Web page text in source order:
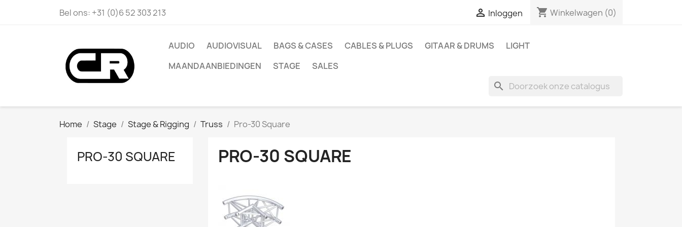
Bel ons: +31 (0)6 52 303 213  Inloggen shopping_cart Winkelwagen (0)
AUDIO AUDIOVISUAL BAGS & CASES CABLES & PLUGS GITAAR & DRUMS
LIGHT
MAANDAANBIEDINGEN
STAGE SALES
search
Home Stage Stage & Rigging Truss Pro-30 Square
PRO-30 SQUARE PRO-30 SQUARE